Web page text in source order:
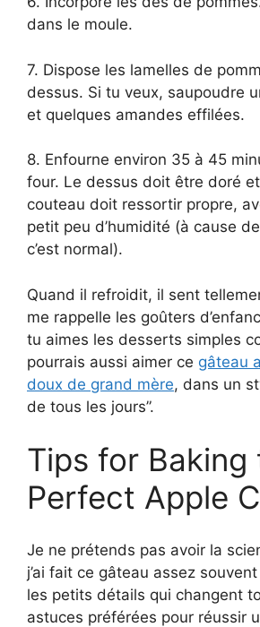
dans le moule.
7. Dispose les lamelles de
dessus. Si tu veux, saupoudre
et quelques amandes effilées.
8. Enfourne environ 35 à 45
four. Le dessus doit être doré et
couteau doit ressortir propre,
petit peu d’humidité (à cause
c’est normal).
Quand il refroidit, il sent
me rappelle les goûters
tu aimes les desserts simples
pourrais aussi aimer ce gâteau
doux de grand mère, dans un
de tous les jours”.
Tips for Baking
Perfect Apple
Je ne prétends pas avoir la
j’ai fait ce gâteau assez
les petits détails qui changent
astuces préférées pour réussir